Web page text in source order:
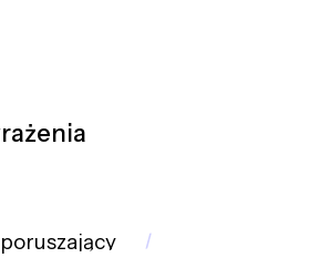
poruszający